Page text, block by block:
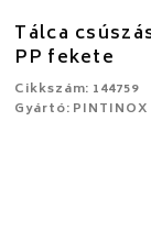
Tálca
PP fekete
Cikkszám: 144759
Gyártó: PINTINOX